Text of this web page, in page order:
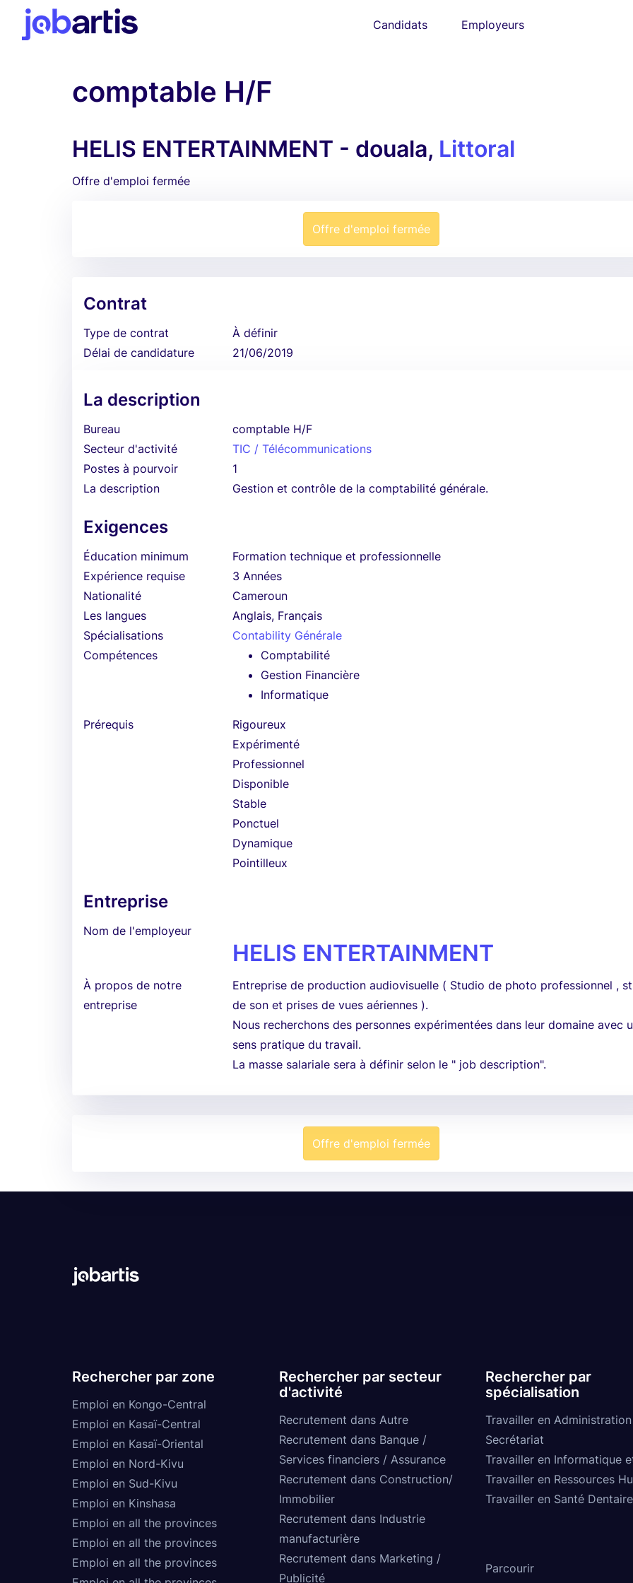
Candidats Employeurs
comptable H/F
HELIS ENTERTAINMENT - douala, Littoral
Offre d'emploi fermée
Offre d'emploi fermée
Contrat
Type de contrat
À définir
Délai de candidature
21/06/2019
La description
Bureau
comptable H/F
Secteur d'activité
TIC / Télécommunications
Postes à pourvoir
1
La description
Gestion et contrôle de la comptabilité générale.
Exigences
Éducation minimum
Formation technique et professionnelle
Expérience requise
3 Années
Nationalité
Cameroun
Les langues
Anglais, Français
Spécialisations
Contability Générale
Compétences
Comptabilité
Gestion Financière
Informatique
Prérequis
Rigoureux
Expérimenté
Professionnel
Disponible
Stable
Ponctuel
Dynamique
Pointilleux
Entreprise
Nom de l'employeur
HELIS ENTERTAINMENT
À propos de notre
entreprise
Entreprise de production audiovisuelle ( Studio de photo professionnel ,
de son et prises de vues aériennes ).
Nous recherchons des personnes expérimentées dans leur domaine avec
sens pratique du travail.
La masse salariale sera à définir selon le " job description".
Offre d'emploi fermée
Rechercher par zone
Emploi en Kongo-Central
Emploi en Kasaï-Central
Emploi en Kasaï-Oriental
Emploi en Nord-Kivu
Emploi en Sud-Kivu
Emploi en Kinshasa
Emploi en all the provinces
Emploi en all the provinces
Emploi en all the provinces
Rechercher par secteur
d'activité
Recrutement dans Autre
Recrutement dans Banque /
Services financiers / Assurance
Recrutement dans Construction/
Immobilier
Recrutement dans Industrie
manufacturière
Recrutement dans Marketing /
Publicité
Rechercher par
spécialisation
Travailler en
Secrétariat
Travailler en Informatique
Travailler en Ressources
Travailler en Santé Dentaire
Parcourir